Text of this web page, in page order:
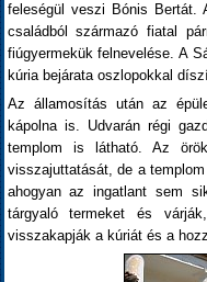
feleségül veszi Bónis Bertát.
családból származó fiatal
fiúgyermekük felnevelése. A
kúria bejárata oszlopokkal
Az államosítás után az
kápolna is. Udvarán régi
templom is látható. Az
visszajuttatását, de a
ahogyan az ingatlant sem
tárgyaló termeket és
visszakapják a kúriát és a